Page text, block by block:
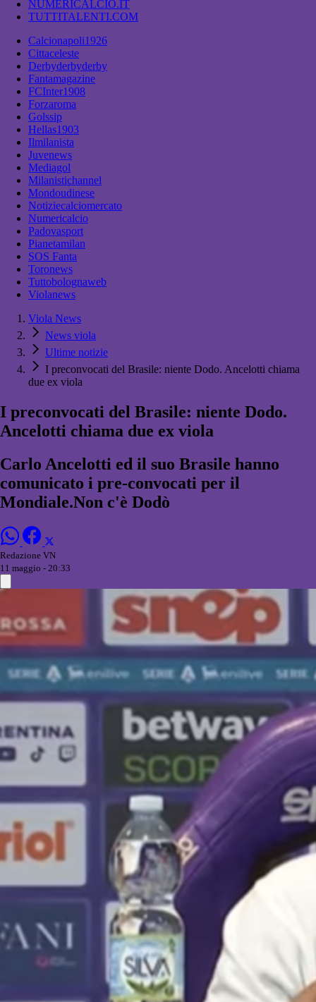
NUMERICALCIO.IT
TUTTITALENTI.COM
Calcionapoli1926
Cittaceleste
Derbyderbyderby
Fantamagazine
FCInter1908
Forzaroma
Golssip
Hellas1903
Ilmilanista
Juvenews
Mediagol
Milanistichannel
Mondoudinese
Notiziecalciomercato
Numericalcio
Padovasport
Pianetamilan
SOS Fanta
Toronews
Tuttobolognaweb
Violanews
Viola News
News viola
Ultime notizie
I preconvocati del Brasile: niente Dodo. Ancelotti chiama
due ex viola
I preconvocati del Brasile: niente Dodo.
Ancelotti chiama due ex viola
Carlo Ancelotti ed il suo Brasile hanno
comunicato i pre-convocati per il
Mondiale.Non c'è Dodò
Redazione VN
11 maggio - 20:33